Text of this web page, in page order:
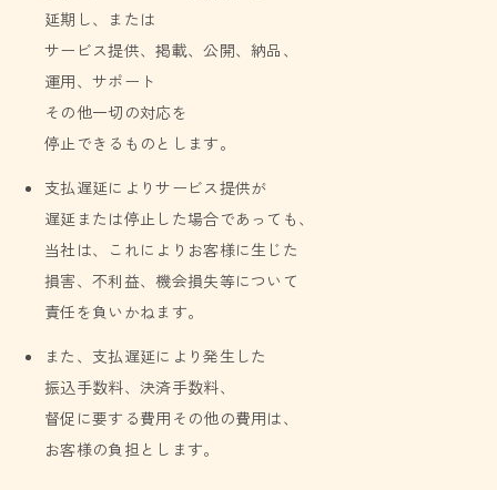
延期し、または
サービス提供、掲載、公開、納品、
運用、サポート
その他一切の対応を
停止できるものとします。
支払遅延によりサービス提供が
遅延または停止した場合であっても、
当社は、これによりお客様に生じた
損害、不利益、機会損失等について
責任を負いかねます。
また、支払遅延により発生した
振込手数料、決済手数料、
督促に要する費用その他の費用は、
お客様の負担とします。